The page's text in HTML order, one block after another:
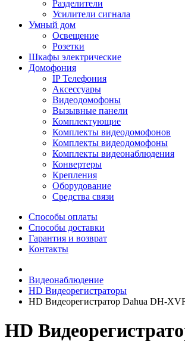
Разделители
Усилители сигнала
Умный дом
Освещение
Розетки
Шкафы электрические
Домофония
IP Телефония
Аксессуары
Видеодомофоны
Вызывные панели
Комплектующие
Комплекты видеодомофонов
Комплекты видеодомофоны
Комплекты видеонаблюдения
Конвертеры
Крепления
Оборудование
Средства связи
Способы оплаты
Способы доставки
Гарантия и возврат
Контакты
Видеонаблюдение
HD Видеорегистраторы
HD Видеорегистратор Dahua DH-
HD